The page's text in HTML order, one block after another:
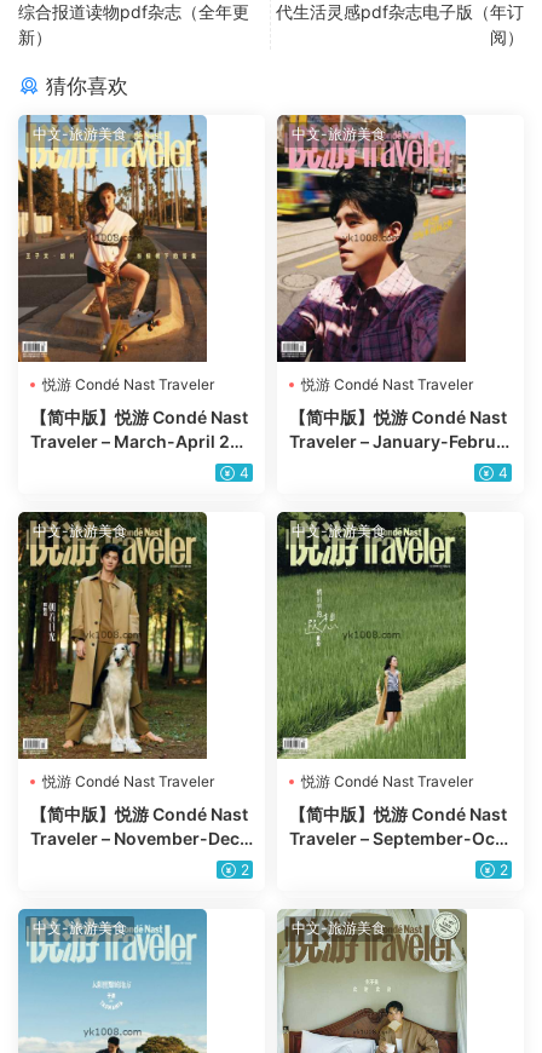
综合报道读物pdf杂志（全年更
新）
代生活灵感pdf杂志电子版（年订
阅）
猜你喜欢
中文-旅游美食
悦游 Condé Nast Traveler
【简中版】悦游 Condé Nast
Traveler – March-April 202
5年3、4月PDF电子版杂志 4
中文-旅游美食
悦游 Condé Nast Traveler
【简中版】悦游 Condé Nast
Traveler – January-Februa
ry 2025年1-2月PDF电子版4
中文-旅游美食
悦游 Condé Nast Traveler
【简中版】悦游 Condé Nast
Traveler – November-Dece
mber 2024年11、12月PDF2
中文-旅游美食
悦游 Condé Nast Traveler
【简中版】悦游 Condé Nast
Traveler – September-Octo
ber 2024年9-10月PDF电子2
中文-旅游美食 中文-旅游美食